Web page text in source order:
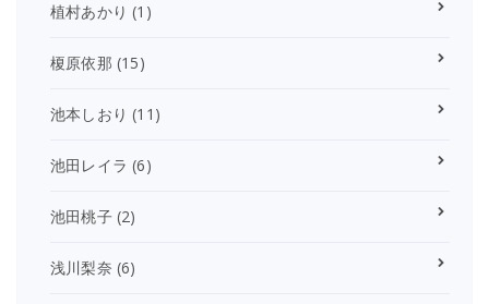
植村あかり (1)
榎原依那 (15)
池本しおり (11)
池田レイラ (6)
池田桃子(2)
浅川梨奈 (6)